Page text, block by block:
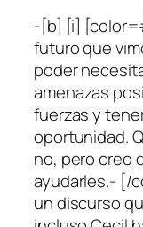
-[b] [i]
futuro que
poder
amenazas
fuerzas y
oportunidad.
no, pero creo
ayudarles.- [/
un discurso